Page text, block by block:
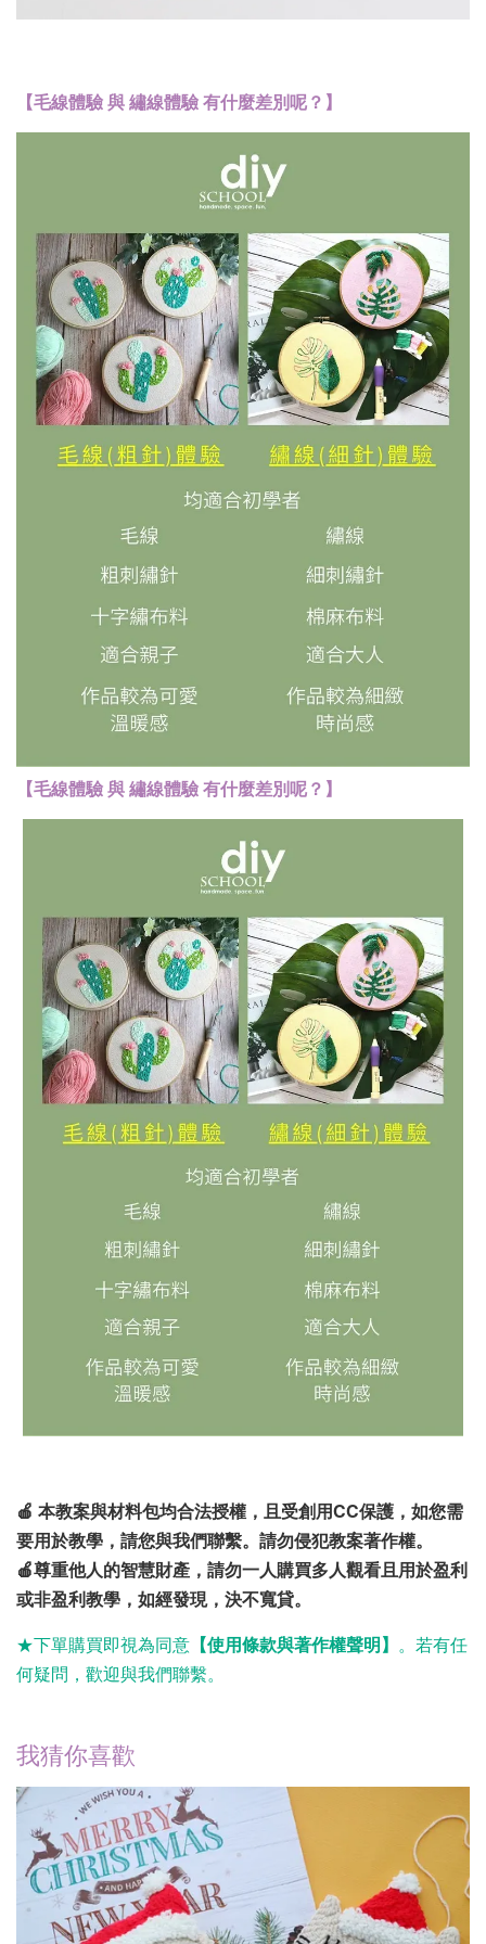
【毛線體驗 與 繡線體驗 有什麼差別呢？】
【毛線體驗 與 繡線體驗 有什麼差別呢？】
🍎 本教案與材料包均合法授權，且受創用CC保護，如您需
要用於教學，請您與我們聯繫。請勿侵犯教案著作權。
🍎尊重他人的智慧財產，請勿一人購買多人觀看且用於盈利
或非盈利教學，如經發現，決不寬貸。
★下單購買即視為同意 【使用條款與著作權聲明】 。若有任
何疑問，歡迎與我們聯繫。
我猜你喜歡